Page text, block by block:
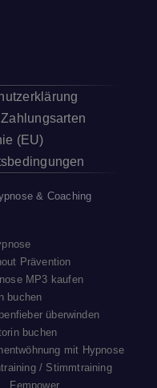
Zahlungsarten
(EU)
& Coaching
Prävention
MP3 kaufen
buchen
überwinden
buchen
mit Hypnose
/ Stimmtraining
Fempower